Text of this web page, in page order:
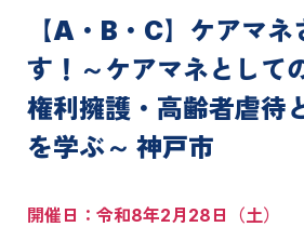
【A・B・C】ケアマ
す！～ケアマネとして
権利擁護・高齢者虐待
を学ぶ～ 神戸市
開催日：令和8年2月28日（土）